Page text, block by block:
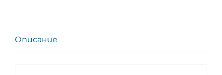
Описание